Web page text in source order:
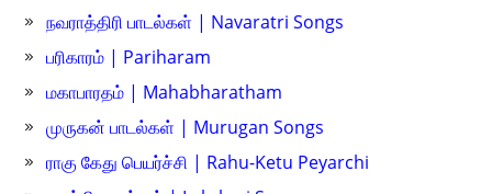
நவராத்திரி பாடல்கள் | Navaratri Songs
பரிகாரம் | Pariharam
மகாபாரதம் | Mahabharatham
முருகன் பாடல்கள் | Murugan Songs
ராகு கேது பெயர்ச்சி | Rahu-Ketu Peyarchi